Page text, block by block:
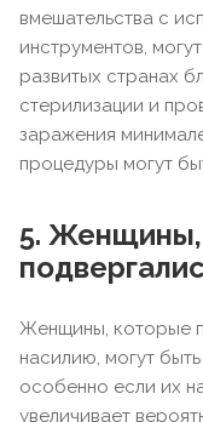
вмешательства с
инструментов,
развитых странах
стерилизации и
заражения
процедуры могут
5.
Женщины, которые
насилию, могут
особенно если их
увеличивает